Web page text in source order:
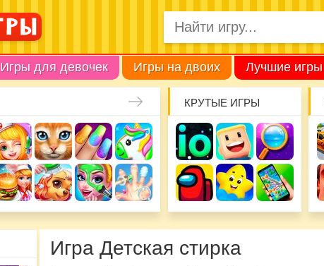
Игры для девочек Игры на двоих Лучшие игры
КРУТЫЕ ИГРЫ
Игра Детская стирка